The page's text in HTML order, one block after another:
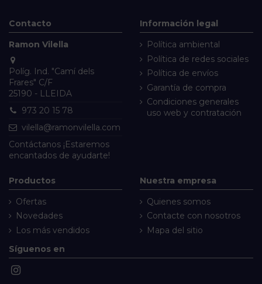
Contacto
Ramon Vilella
Políg. Ind. "Camí dels
Frares" C/F
25190 - LLEIDA
973 20 15 78
vilella@ramonvilella.com
Contáctanos ¡Estaremos
encantados de ayudarte!
Información legal
Política ambiental
Política de redes sociales
Política de envíos
Garantía de compra
Condiciones generales
uso web y contratación
Productos
Ofertas
Novedades
Los más vendidos
Nuestra empresa
Quienes somos
Contacte con nosotros
Mapa del sitio
Síguenos en